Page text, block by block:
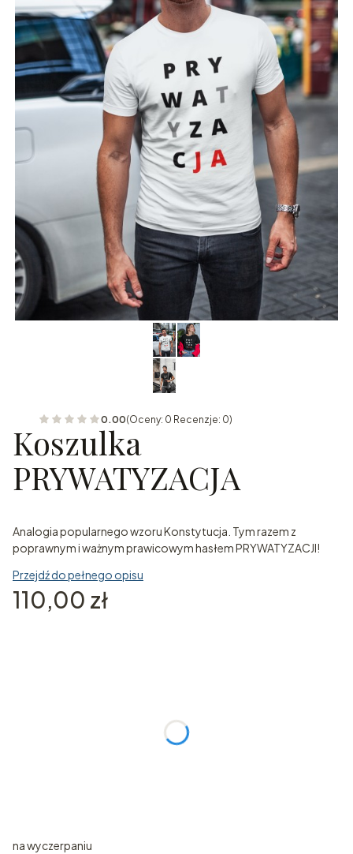
0.00(Oceny: 0 Recenzje: 0)
Koszulka
PRYWATYZACJA
Analogia popularnego wzoru Konstytucja. Tym razem z
poprawnym i ważnym prawicowym hasłem PRYWATYZACJI!
Przejdź do pełnego opisu
Cena
110,00 zł
na wyczerpaniu